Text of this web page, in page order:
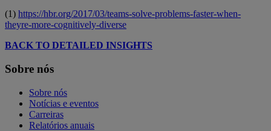
(1) https://hbr.org/2017/03/teams-solve-problems-faster-when-
theyre-more-cognitively-diverse
BACK TO DETAILED INSIGHTS
Sobre nós
Sobre nós
Notícias e eventos
Carreiras
Relatórios anuais